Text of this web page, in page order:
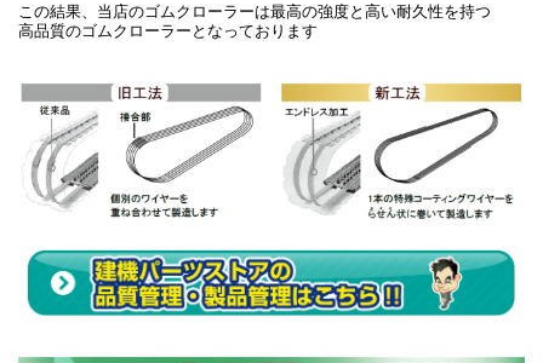
この結果、当店のゴムクローラーは最高の強度と高い耐久性を持つ
高品質のゴムクローラーとなっております